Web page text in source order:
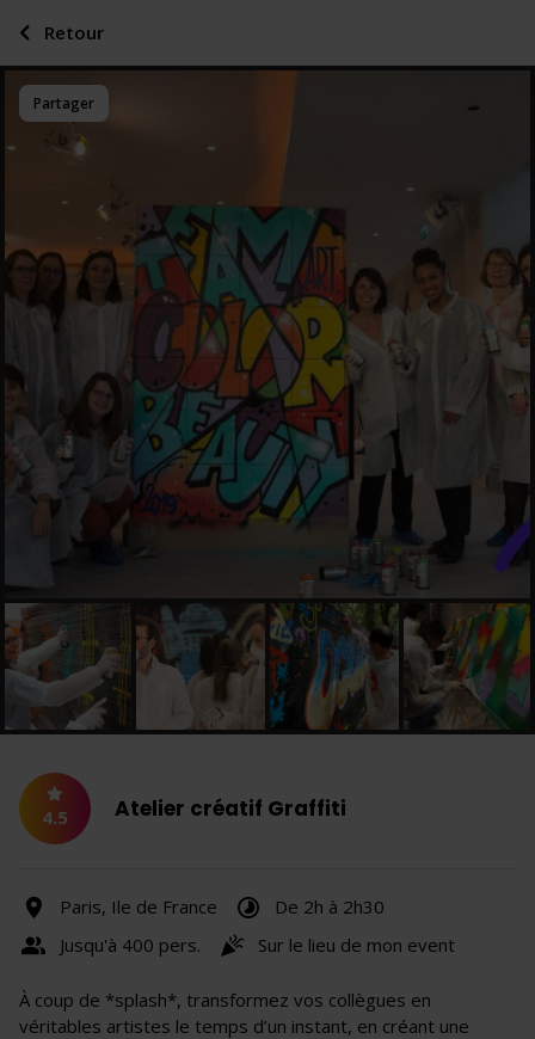
Partager
4.5 Atelier créatif Graffiti
Paris, Ile de France
De 2h à 2h30
Jusqu'à 400 pers.
Sur le lieu de mon event
À coup de *splash*, transformez vos collègues en
véritables artistes le temps d’un instant, en créant une
Retour